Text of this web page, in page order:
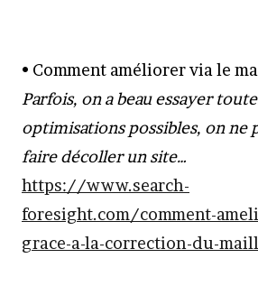
• Comment améliorer via le
Parfois, on a beau essayer
optimisations possibles, on ne
faire décoller un site…
https://www.search-
foresight.com/comment-
grace-a-la-correction-du-